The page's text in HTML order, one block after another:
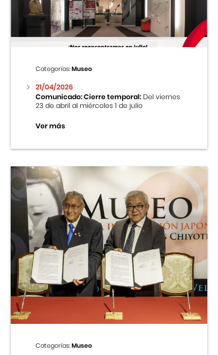
Centro Cultural Peruano Japonés
Museo de la Inmigración Japonesa
Fondo Editorial
Teatro Peruano Japonés
Categorías:Museo
21/04/2026
Comunicado: Cierre temporal:Del viernes
23 de abril al miércoles 1 de julio
Ver más
Categorías:Museo